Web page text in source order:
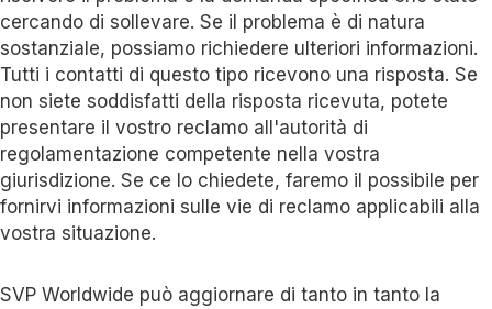
cercando di sollevare. Se il problema è di natura
sostanziale, possiamo richiedere ulteriori informazioni.
Tutti i contatti di questo tipo ricevono una risposta. Se
non siete soddisfatti della risposta ricevuta, potete
presentare il vostro reclamo all'autorità di
regolamentazione competente nella vostra
giurisdizione. Se ce lo chiedete, faremo il possibile per
fornirvi informazioni sulle vie di reclamo applicabili alla
vostra situazione.
SVP Worldwide può aggiornare di tanto in tanto la